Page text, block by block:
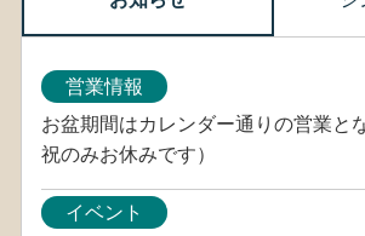
営業情報
お盆期間はカレンダー通りの営業と
祝のみお休みです）
イベント